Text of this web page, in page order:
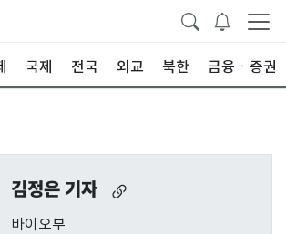
국제 전국 외교 북한 금융ㆍ증권
김정은 기자
바이오부